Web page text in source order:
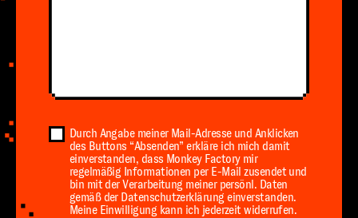
Durch Angabe meiner Mail-Adresse und Anklicken
des Buttons “Absenden” erkläre ich mich damit
einverstanden, dass Monkey Factory mir
regelmäßig Informationen per E-Mail zusendet und
bin mit der Verarbeitung meiner persönl. Daten
gemäß der Datenschutzerklärung einverstanden.
Meine Einwilligung kann ich jederzeit widerrufen.